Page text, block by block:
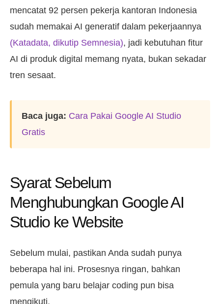
mencatat 92 persen pekerja kantoran Indonesia
sudah memakai AI generatif dalam pekerjaannya
(Katadata, dikutip Semnesia), jadi kebutuhan fitur
AI di produk digital memang nyata, bukan sekadar
tren sesaat.
Baca juga: Cara Pakai Google AI Studio
Gratis
Syarat Sebelum
Menghubungkan Google AI
Studio ke Website
Sebelum mulai, pastikan Anda sudah punya
beberapa hal ini. Prosesnya ringan, bahkan
pemula yang baru belajar coding pun bisa
mengikuti.